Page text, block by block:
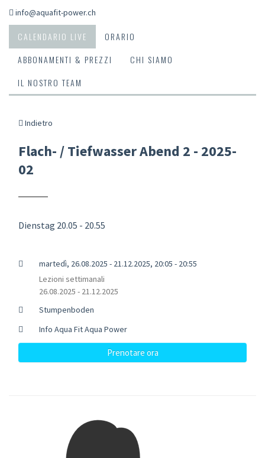
info@aquafit-power.ch
CALENDARIO LIVE
ORARIO
ABBONAMENTI & PREZZI
CHI SIAMO
IL NOSTRO TEAM
Indietro
Flach- / Tiefwasser Abend 2 - 2025-
02
Dienstag 20.05 - 20.55
martedì, 26.08.2025 - 21.12.2025, 20:05 - 20:55
Lezioni settimanali
26.08.2025 - 21.12.2025
Stumpenboden
Info Aqua Fit Aqua Power
Prenotare ora